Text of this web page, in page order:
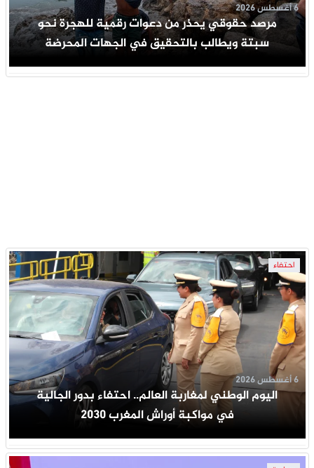
مرصد حقوقي يحذر من دعوات رقمية للهجرة نحو
سبتة ويطالب بالتحقيق في الجهات المحرضة
6 أغسطس 2026
احتفاء
اليوم الوطني لمغاربة العالم.. احتفاء بدور الجالية
في مواكبة أوراش المغرب 2030
6 أغسطس 2026